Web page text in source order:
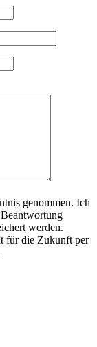
genommen. Ich
werden.
für die Zukunft per